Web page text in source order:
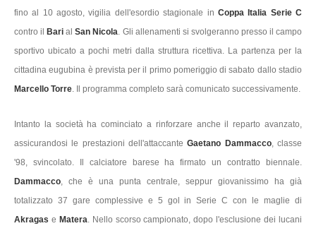
fino al 10 agosto, vigilia dell'esordio stagionale in Coppa Italia Serie C
contro il
BarialSan Nicola. Gli allenamenti si svolgeranno presso il campo
sportivo ubicato a pochi metri dalla struttura ricettiva. La partenza per la
cittadina eugubina è prevista per il primo pomeriggio di sabato dallo stadio
Marcello Torre. Il programma completo sarà comunicato successivamente.
Intanto la società ha cominciato a rinforzare anche il reparto avanzato,
assicurandosi le prestazioni dell'attaccanteGaetano Dammacco, classe
'98, svincolato. Il calciatore barese ha firmato un contratto biennale.
Dammacco, che è una punta centrale, seppur giovanissimo ha già
totalizzato 37 gare complessive e 5 gol in Serie C con le maglie di
Akragas e Matera. Nello scorso campionato, dopo l'esclusione dei lucani